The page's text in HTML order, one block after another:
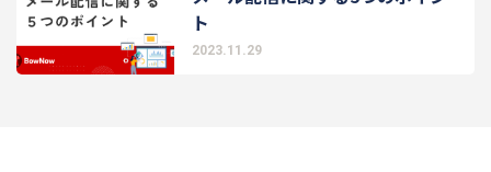
ト
2023.11.29